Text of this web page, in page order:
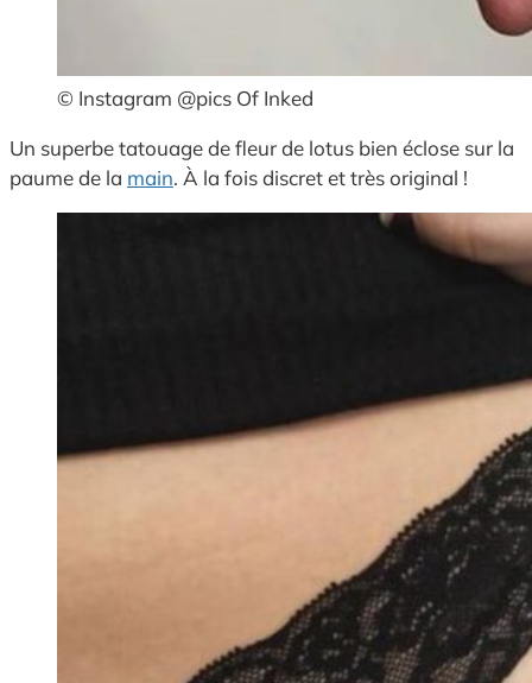
© Instagram @pics Of Inked
Un superbe tatouage de fleur de lotus bien éclose sur la
paume de la main. À la fois discret et très original !